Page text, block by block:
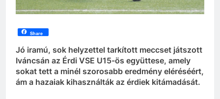
Share
Jó iramú, sok helyzettel tarkított meccset játszott
Iváncsán az Érdi VSE U15-ös együttese, amely
sokat tett a minél szorosabb eredmény eléréséért,
ám a hazaiak kihasználták az érdiek kitámadását.